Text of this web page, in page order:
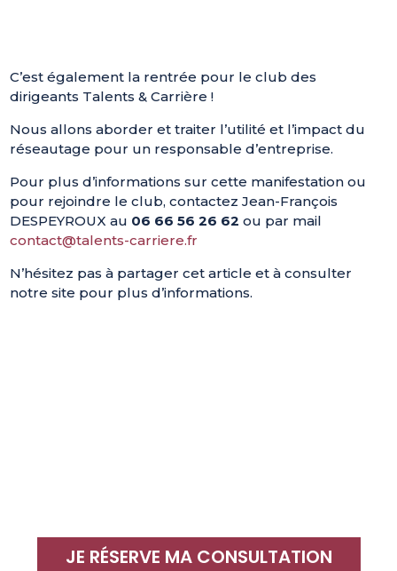
C’est également la rentrée pour le club des
dirigeants Talents & Carrière !
Nous allons aborder et traiter l’utilité et l’impact du
réseautage pour un responsable d’entreprise.
Pour plus d’informations sur cette manifestation ou
pour rejoindre le club, contactez Jean-François
DESPEYROUX au 06 66 56 26 62 ou par mail
contact@talents-carriere.fr
N’hésitez pas à partager cet article et à consulter
notre site pour plus d’informations.
JE RÉSERVE MA CONSULTATION